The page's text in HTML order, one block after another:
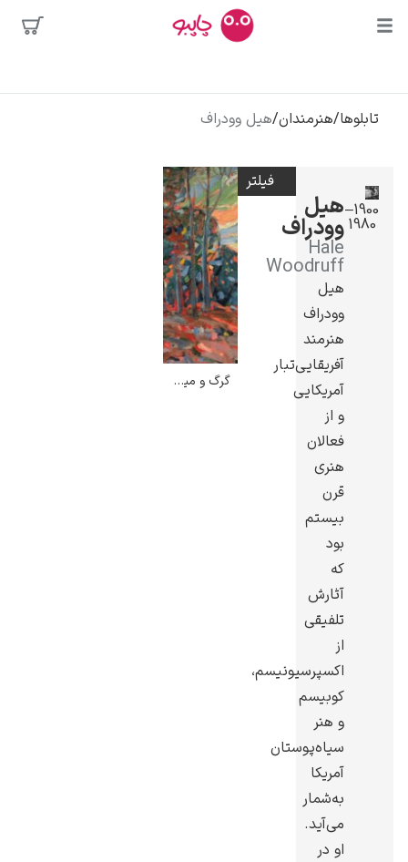
جستجوها
پیکاسو
سالوادور دالی
فریدا کالوا
محبوب‌ترین
هنرمندان
کلود مونه
ونسان ون گوگ
ادوارد مونک
تابلوها/هنرمندان/هیل وودراف
1900–
1980
هیل
وودراف
Hale
Woodruff
هیل
وودراف
هنرمند
آفریقایی‌تبار
آمریکایی
و از
فعالان
هنری
قرن
بیستم
بود
که
آثارش
تلفیقی
از
اکسپرسیونیسم،
کوبیسم
و هنر
سیاه‌پوستان
آمریکا
به‌شمار
می‌آید.
او در
فیلتر
گرگ و میش – هیل وودراف